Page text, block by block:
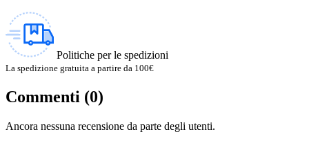
Politiche per le spedizioni
La spedizione gratuita a partire da 100€
Commenti (0)
Ancora nessuna recensione da parte degli utenti.